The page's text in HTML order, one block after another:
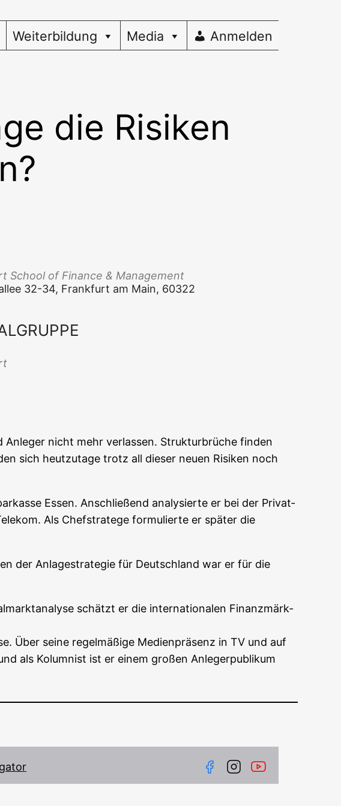
Weiterbildung Media Anmelden
die Risiken
School of Finan­ce & Management
32-34, Frank­furt am Main, 60322
nicht mehr ver­las­sen. Struk­tur­brü­che fin­den
sich heut­zu­ta­ge trotz all die­ser neu­en Risi­ken noch
Essen. Anschlie­ßend ana­ly­sier­te er bei der Pri­vat­
Als Chef­stra­te­ge for­mu­lier­te er spä­ter die
der Anla­ge­stra­te­gie für Deutsch­land war er für die
schätzt er die inter­na­tio­na­len Finanz­märk­
Über sei­ne regel­mä­ßi­ge Medi­en­prä­senz in TV und auf
als Kolum­nist ist er einem gro­ßen Anle­ger­pu­bli­kum